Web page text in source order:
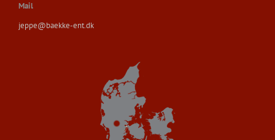
Mail
jeppe@baekke-ent.dk